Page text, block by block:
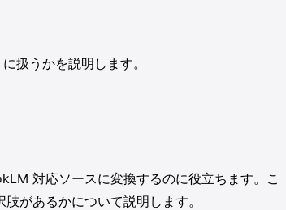
扱うかを説明します。
対応ソースに変換するのに役立ちます。こ
があるかについて説明します。